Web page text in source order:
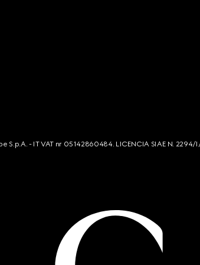
- IT VAT nr 05142860484. LICENCIA SIAE N.